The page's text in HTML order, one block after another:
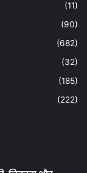
(11)
(90)
(682)
(32)
(185)
(222)